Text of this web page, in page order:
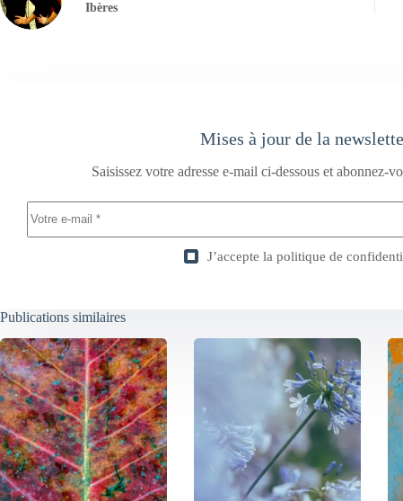
Ibères
Mises à jour de la
Saisissez votre adresse e-mail ci-dessous et abonnez-
J’accepte la politique de
Publications similaires